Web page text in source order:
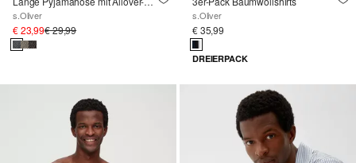
s.Oliver
€ 23,99€ 29,99
s.Oliver
€ 35,99
DREIERPACK